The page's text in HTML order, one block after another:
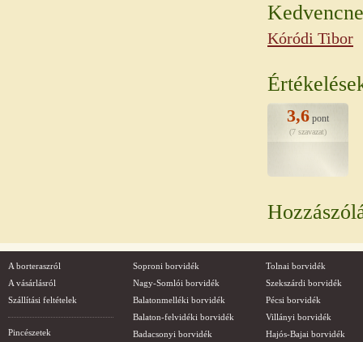
Kóródi Tibor
3,6 pont
(7 szavazat)
A borteraszról
A vásárlásról
Szállítási feltételek
Pincészetek
Soproni borvidék
Nagy-Somlói borvidék
Balatonmelléki borvidék
Balaton-felvidéki borvidék
Badacsonyi borvidék
Tolnai borvidék
Szekszárdi borvidék
Pécsi borvidék
Villányi borvidék
Hajós-Bajai borvidék